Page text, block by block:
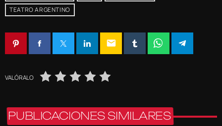
TEATRO ARGENTINO
email
VALÓRALO
PUBLICACIONES SIMILARES